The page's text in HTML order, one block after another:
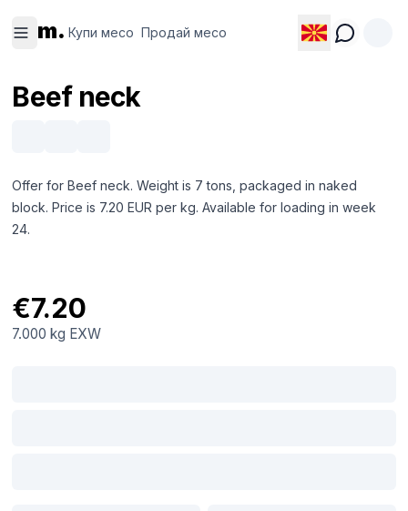
m. Купи месо Продай месо
месо
месо
Beef neck
Offer for Beef neck. Weight is 7 tons, packaged in naked
block. Price is 7.20 EUR per kg. Available for loading in week
24.
€7.20
7.000 kg EXW